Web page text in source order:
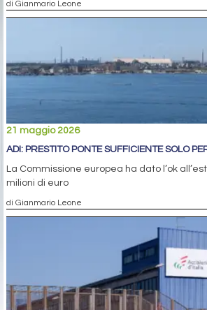
di Gianmario Leone
21 maggio 2026
ADI: PRESTITO PONTE SUFFICIENTE SOLO
La Commissione europea ha dato l’ok
milioni di euro
di Gianmario Leone